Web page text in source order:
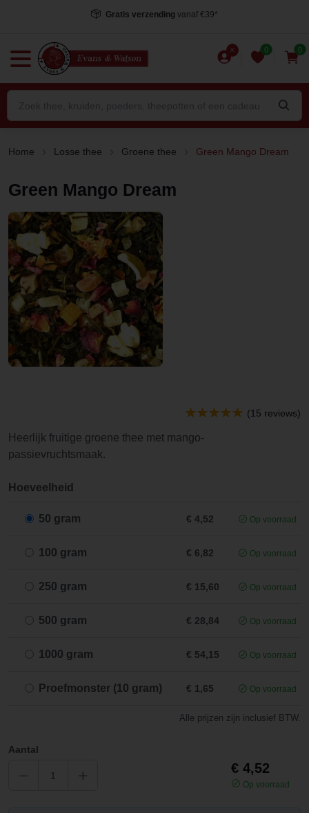
Gratis verzending vanaf €39*
0 0
Home Losse thee Groene thee Green Mango Dream
Green Mango Dream
(15 reviews)
Heerlijk fruitige groene thee met mango-
passievruchtsmaak.
Hoeveelheid
50 gram € 4,52 Op voorraad
100 gram € 6,82 Op voorraad
250 gram € 15,60 Op voorraad
500 gram € 28,84 Op voorraad
1000 gram € 54,15 Op voorraad
Proefmonster (10 gram) € 1,65 Op voorraad
Alle prijzen zijn inclusief BTW.
Aantal
€ 4,52
Op voorraad